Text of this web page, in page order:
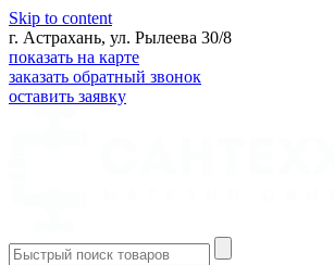
Skip to content
г. Астрахань, ул. Рылеева 30/8
показать на карте
заказать обратный звонок
оставить заявку